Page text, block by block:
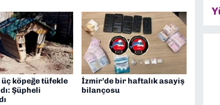
üç köpeğe tüfekle
Şüpheli
İzmir’de bir haftalık asayiş
bilançosu